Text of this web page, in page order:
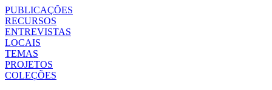
PUBLICAÇÕES
RECURSOS
ENTREVISTAS
LOCAIS
TEMAS
PROJETOS
COLEÇÕES